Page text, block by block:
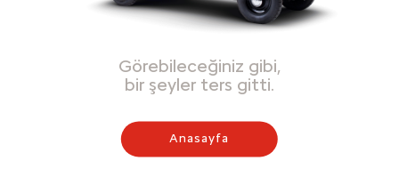
Görebileceğiniz gibi,
bir şeyler ters gitti.
Anasayfa